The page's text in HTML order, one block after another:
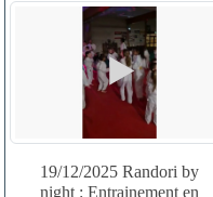
19/12/2025 Randori by
night : Entrainement en